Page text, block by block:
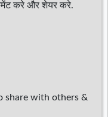
करे और शेयर करे.
share with others &